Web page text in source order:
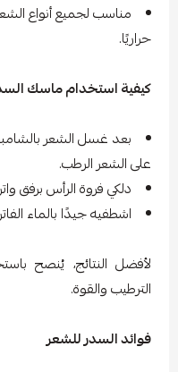
مناسب لجميع أنواع
حراريًا.
كيفية استخدام ماسك
بعد غسل الشعر
على الشعر الرطب.
دلكي فروة الرأس برفق واتركي
اشطفيه جيدًا بالماء
لأفضل النتائج، يُنصح
الترطيب والقوة.
فوائد السدر للشعر